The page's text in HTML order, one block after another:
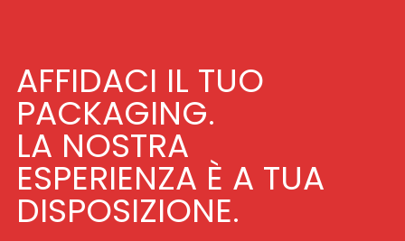
AFFIDACI IL TUO
PACKAGING.
LA NOSTRA
ESPERIENZA È A TUA
DISPOSIZIONE.